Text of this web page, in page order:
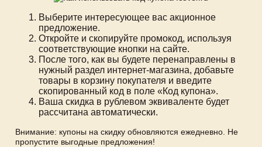
Выберите интересующее вас акционное
предложение.
Откройте и скопируйте промокод, используя
соответствующие кнопки на сайте.
После того, как вы будете перенаправлены в
нужный раздел интернет-магазина, добавьте
товары в корзину покупателя и введите
скопированный код в поле «Код купона».
Ваша скидка в рублевом эквиваленте будет
рассчитана автоматически.
Внимание: купоны на скидку обновляются ежедневно. Не
пропустите выгодные предложения!